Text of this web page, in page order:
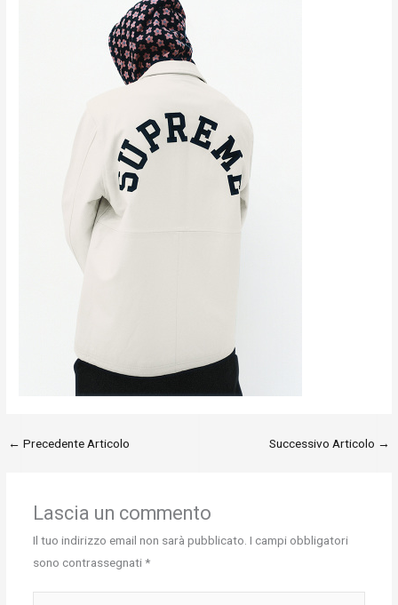
← Precedente Articolo Successivo Articolo →
Lascia un commento
Il tuo indirizzo email non sarà pubblicato. I campi obbligatori
sono contrassegnati*